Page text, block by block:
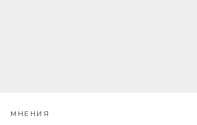
МНЕНИЯ